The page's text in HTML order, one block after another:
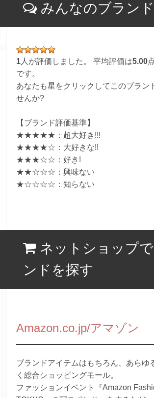
みんなのブラン
1 人が評価しました。 平均評価は5.00
です。
あなたも星をクリックしてこのブラン
せんか?
【ブランド評価基準】
★★★★★：超大好き!!!
★★★★☆：大好きな!!
★★★☆☆：好き!
★★☆☆☆：興味ない
★☆☆☆☆：知らない
ネットショップ
ンドを探す
Amazon.co.jp/アマゾン
ブランドアイテムはもちろん、あらゆ
く総合ショッピングモール。
ファッションイベント『Amazon